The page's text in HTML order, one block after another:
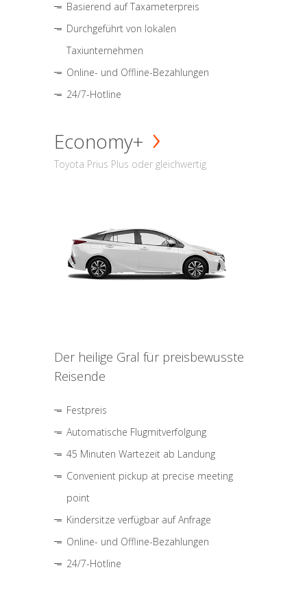
Basierend auf Taxameterpreis
Durchgeführt von lokalen
Taxiunternehmen
Online- und Offline-Bezahlungen
24/7-Hotline
Economy+
Toyota Prius Plus oder gleichwertig
Der heilige Gral für preisbewusste
Reisende
Festpreis
Automatische Flugmitverfolgung
45 Minuten Wartezeit ab Landung
Convenient pickup at precise meeting
point
Kindersitze verfügbar auf Anfrage
Online- und Offline-Bezahlungen
24/7-Hotline